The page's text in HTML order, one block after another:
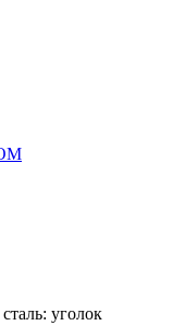
уголок